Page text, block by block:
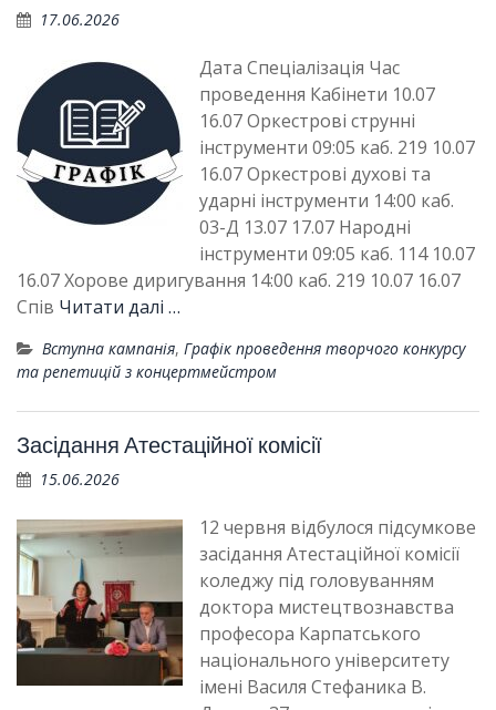
17.06.2026
Дата Спеціалізація Час
проведення Кабінети 10.07
16.07 Оркестрові струнні
інструменти 09:05 каб. 219 10.07
16.07 Оркестрові духові та
ударні інструменти 14:00 каб.
03-Д 13.07 17.07 Народні
інструменти 09:05 каб. 114 10.07
16.07 Хорове диригування 14:00 каб. 219 10.07 16.07
Спів Читати далі …
Вступна кампанія, Графік проведення творчого конкурсу
та репетицій з концертмейстром
Засідання Атестаційної комісії
15.06.2026
12 червня відбулося підсумкове
засідання Атестаційної комісії
коледжу під головуванням
доктора мистецтвознавства
професора Карпатського
національного університету
імені Василя Стефаника В.